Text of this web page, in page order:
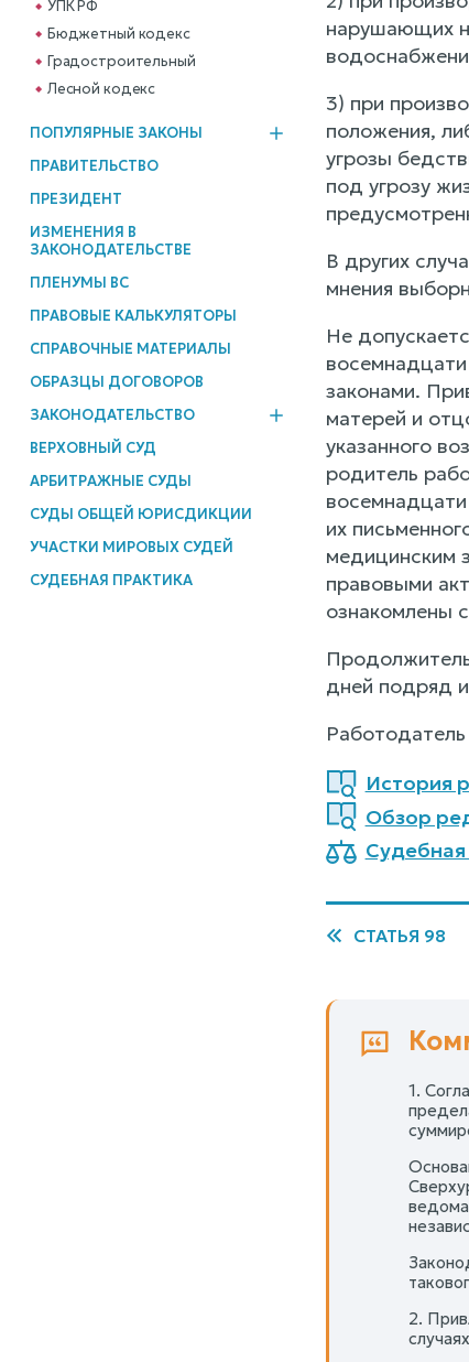
УПК РФ
Бюджетный кодекс
Градостроительный
Лесной кодекс
ПОПУЛЯРНЫЕ ЗАКОНЫ
ПРАВИТЕЛЬСТВО
ПРЕЗИДЕНТ
ИЗМЕНЕНИЯ В
ЗАКОНОДАТЕЛЬСТВЕ
ПЛЕНУМЫ ВС
ПРАВОВЫЕ КАЛЬКУЛЯТОРЫ
СПРАВОЧНЫЕ МАТЕРИАЛЫ
ОБРАЗЦЫ ДОГОВОРОВ
ЗАКОНОДАТЕЛЬСТВО
ВЕРХОВНЫЙ СУД
АРБИТРАЖНЫЕ СУДЫ
СУДЫ ОБЩЕЙ ЮРИСДИКЦИИ
УЧАСТКИ МИРОВЫХ СУДЕЙ
СУДЕБНАЯ ПРАКТИКА
нарушающих
3) при
положения,
угрозы
под угрозу
В других
мнения
Не
законами.
матерей и
указанного
родитель
их
медицинским
правовыми
ознакомлены
дней подряд
История
Обзор
Судебная
СТАТЬЯ 98
1.
ведома
2.